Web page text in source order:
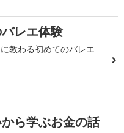
レエ体験
教わる初めてのバレエ
ら学ぶお金の話